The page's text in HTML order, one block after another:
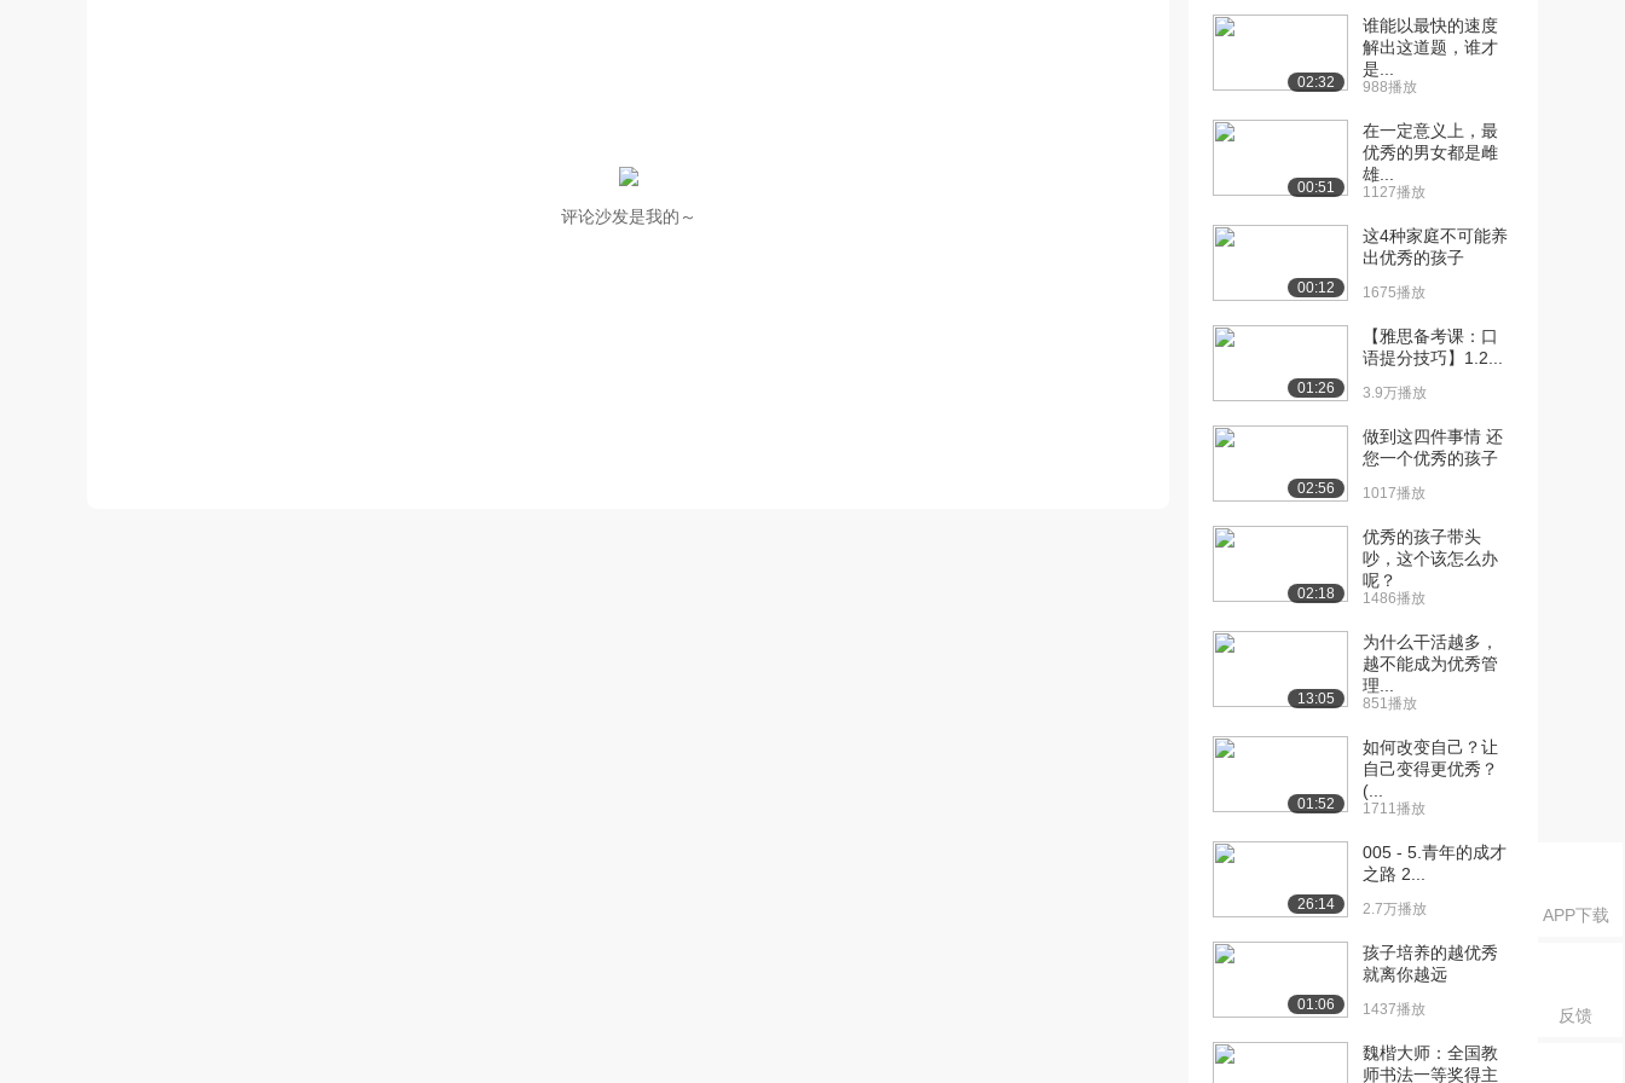
APP下载
反馈
评论沙发是我的～
[12] 3.1 友好的行为 00:44
[13] 3.2 社会联系
[14] 3-3令人恼怒的特征#1 04:12
[15] 3.4 令人恼怒的特征
26:24
[16] 3.5 令人恼怒的特征
07:01
[17] 3.6 令人恼怒的特征
#4
13:48
结
1404播放
[20] 4.1 锻炼
823播放
[21] 4.2 睡眠 00:56
色的员工
适圈
[24] 4.5 第三部分：重置你
的参考点
02:32
谁能以最快的速度
解出这道题，谁才
是...
988播放
00:51
在一定意义上，最
优秀的男女都是雌
雄...
1127播放
00:12
这4种家庭不可能养
出优秀的孩子
1675播放
01:26
【雅思备考课：口
语提分技巧】1.2...
3.9万播放
02:56
做到这四件事情 还
您一个优秀的孩子
1017播放
02:18
优秀的孩子带头
吵，这个该怎么办
呢？
1486播放
13:05
为什么干活越多，
越不能成为优秀管
理...
851播放
01:52
如何改变自己？让
自己变得更优秀？
(...
1711播放
26:14
005 - 5.青年的成才
之路 2...
2.7万播放
01:06
孩子培养的越优秀
就离你越远
1437播放
魏楷大师：全国教
师书法一等奖得主